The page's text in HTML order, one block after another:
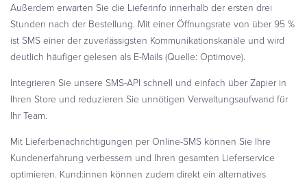
Außerdem erwarten Sie die Lieferinfo innerhalb der ersten drei
Stunden nach der Bestellung. Mit einer Öffnungsrate von über 95 %
ist SMS einer der zuverlässigsten Kommunikationskanäle und wird
deutlich häufiger gelesen als E-Mails (Quelle: Optimove).
Integrieren Sie unsere SMS-API schnell und einfach über Zapier in
Ihren Store und reduzieren Sie unnötigen Verwaltungsaufwand für
Ihr Team.
Mit Lieferbenachrichtigungen per Online-SMS können Sie Ihre
Kundenerfahrung verbessern und Ihren gesamten Lieferservice
optimieren. Kund:innen können zudem direkt ein alternatives